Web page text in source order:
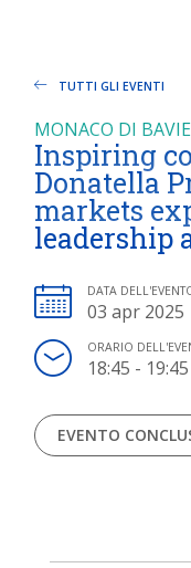
TUTTI GLI EVENTI
MONACO DI
Inspiring
Donatella
markets
leadership
DATA
03 apr 2025
ORARIO
18:45 - 19:45
EVENTO